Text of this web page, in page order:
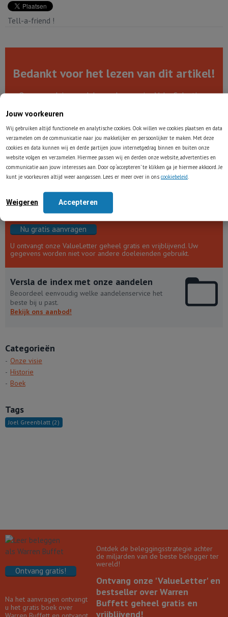
Jouw voorkeuren
Wij gebruiken altijd functionele en analytische cookies. Ook willen we cookies plaatsen en data
verzamelen om de communicatie naar jou makkelijker en persoonlijker te maken. Met deze
cookies en data kunnen wij en derde partijen jouw internetgedrag binnen en buiten onze
website volgen en verzamelen. Hiermee passen wij en derden onze website, advertenties en
communicatie aan jouw interesses aan. Door op ‘accepteren’ te klikken ga je hiermee akkoord. Je
kunt je voorkeuren altijd weer aanpassen. Lees er meer over in ons cookiebeleid
Weigeren Accepteren
Tell-a-friend !
Bedankt voor het lezen van dit artikel!
Onze populaire aandelenanalyseservice ValueSelections
aantrekkelijke value-aandelen in het vervolg zelf ook!
Gratis voorbeeldrapport downloaden
Onze populaire ValueLetter ontvangen?
Waardevolle inzichten over value-beleggen wekelijks
in uw mailbox!
Nu gratis aanvragen
U ontvangt onze ValueLetter geheel gratis en vrijblijvend. Uw
gegevens worden niet voor andere doeleienden gebruikt.
Versla de index met onze aandelen
Beoordeel eenvoudig welke aandelenservice het
beste bij u past.
Bekijk ons aanbod!
Categorieën
Onze visie
Historie
Boek
Tags
Joel Greenblatt (2)
Ontdek de beleggingsstrategie achter
de miljarden van de beste belegger ter
wereld!
Ontvang onze 'ValueLetter' en
bestseller over Warren
Buffett geheel gratis en
vrijblijvend!
Ontvang gratis!
Na het aanvragen ontvangt
u het gratis boek over